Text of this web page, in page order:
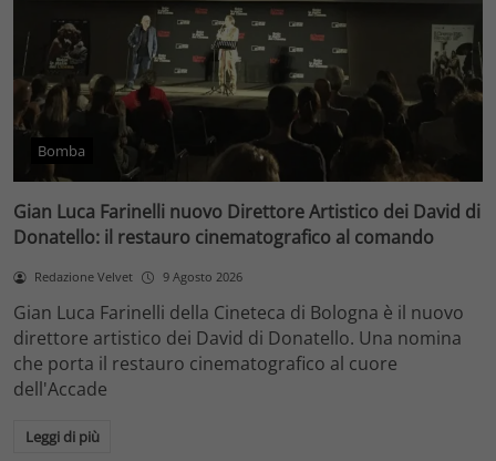
Bomba
Gian Luca Farinelli nuovo Direttore Artistico dei David di
Donatello: il restauro cinematografico al comando
Redazione Velvet 9 Agosto 2026
Gian Luca Farinelli della Cineteca di Bologna è il nuovo
direttore artistico dei David di Donatello. Una nomina
che porta il restauro cinematografico al cuore
dell'Accade
Leggi di più